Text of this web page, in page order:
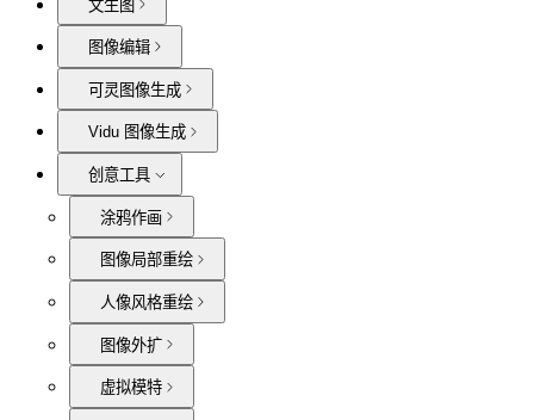
文生图
图像编辑
可灵图像生成
Vidu 图像生成
创意工具
涂鸦作画
图像局部重绘
人像风格重绘
图像外扩
虚拟模特